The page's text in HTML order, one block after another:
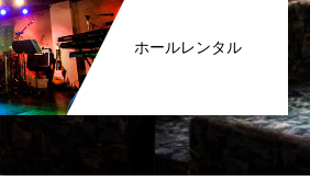
ホールレンタル